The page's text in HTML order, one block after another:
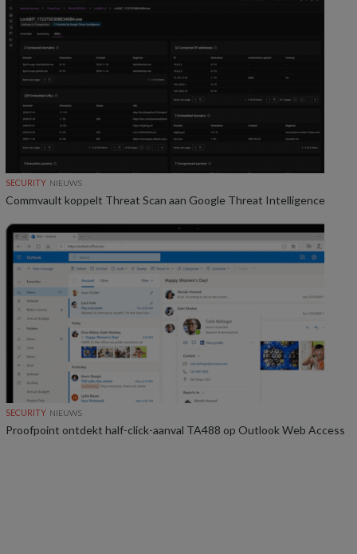
SECURITY NIEUWS
Commvault koppelt Threat Scan aan Google Threat Intelligence
SECURITY NIEUWS
Proofpoint ontdekt half-click-aanval TA488 op Outlook Web Access